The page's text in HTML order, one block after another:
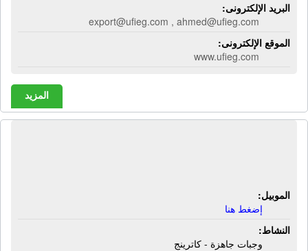
البريد الإلكترونى:
export@ufieg.com , ahmed@ufieg.com
الموقع الإلكترونى:
www.ufieg.com
المزيد
الموبيل:
إضغط هنا
النشاط:
وجبات جاهزة - كاترينج